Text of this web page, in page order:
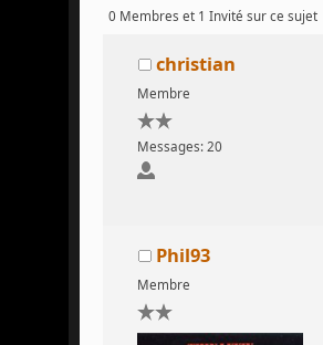
0 Membres et 1 Invité sur ce sujet
christian
Membre
Messages: 20
Phil93
Membre